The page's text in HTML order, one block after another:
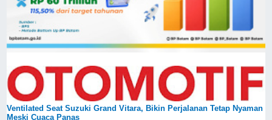
Ventilated Seat Suzuki Grand Vitara, Bikin Perjalanan Tetap Nyaman
Meski Cuaca Panas